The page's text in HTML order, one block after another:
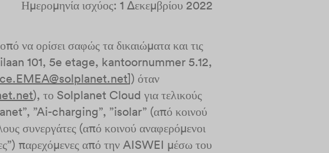
Ημερομηνία ισχύος: 1 Δεκεμβρίου 2022
να ορίσει σαφώς τα δικαιώματα και τις
101, 5e etage, kantoornummer 5.12,
]) όταν
), το Solplanet Cloud για τελικούς
”Ai-charging”, ”isolar” (από κοινού
συνεργάτες (από κοινού αναφερόμενοι
παρεχόμενες από την AISWEI μέσω του